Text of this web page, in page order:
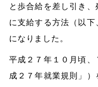
と歩合給を差し引き
に支給する方法（以下
になりました。
平成２７年１０月頃
成２７年就業規則」